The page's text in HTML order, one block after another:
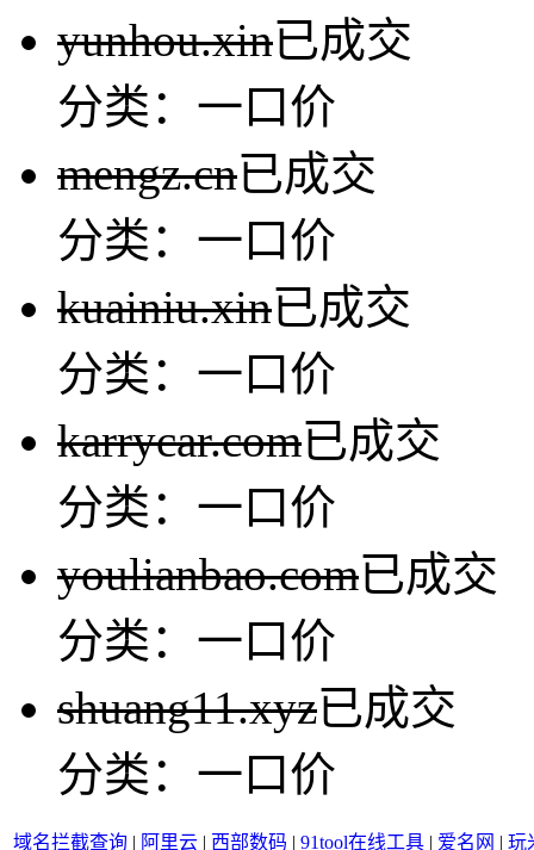
yunhou.xin已成交
分类：一口价
mengz.cn已成交
分类：一口价
kuainiu.xin已成交
分类：一口价
karrycar.com已成交
分类：一口价
youlianbao.com已成交
分类：一口价
shuang11.xyz已成交
分类：一口价
域名拦截查询 | 阿里云 | 西部数码 | 91tool在线工具 | 爱名网 | 玩